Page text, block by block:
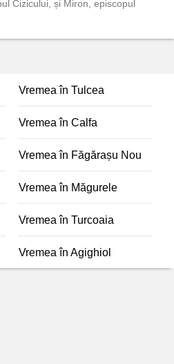
Cizicului, și Miron, episcopul
Vremea în Tulcea
Vremea în Calfa
Vremea în Făgărașu Nou
Vremea în Măgurele
Vremea în Turcoaia
Vremea în Agighiol